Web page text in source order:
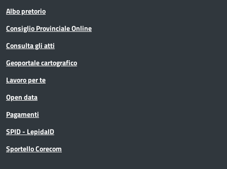
Albo pretorio
Consiglio Provinciale Online
Consulta gli atti
Geoportale cartografico
Lavoro per te
Open data
Pagamenti
SPID - LepidaID
Sportello Corecom